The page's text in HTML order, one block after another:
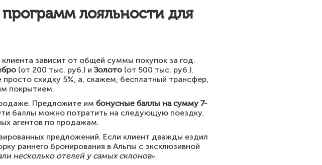
лояльности для
зависит от общей суммы покупок за год.
(от 200 тыс. руб.) и Золото (от 500 тыс. руб.).
скидку 5%, а, скажем, бесплатный трансфер,
покрытием.
Предложите им бонусные баллы на сумму 7-
баллы можно потратить на следующую поездку.
агентов по продажам.
предложений. Если клиент дважды ездил
раннего бронирования в Альпы с эксклюзивной
несколько отелей у самых склонов».